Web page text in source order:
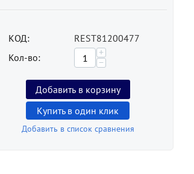
КОД:
REST81200477
Кол-во:
+
−
Добавить в корзину
Купить в один клик
Добавить в список сравнения